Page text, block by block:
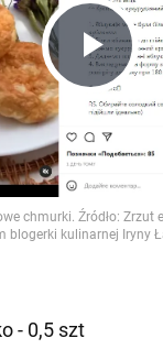
Play
Video
- 0,5 szt